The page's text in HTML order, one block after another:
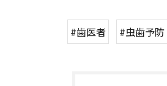
#歯医者 #虫歯予防